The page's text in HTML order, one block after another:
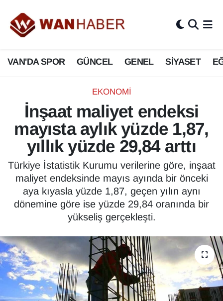
VAN'DA SPOR GÜNCEL GENEL SİYASET
EKONOMİ
İnşaat maliyet endeksi
mayısta aylık yüzde 1,87,
yıllık yüzde 29,84 arttı
Türkiye İstatistik Kurumu verilerine göre, inşaat
maliyet endeksinde mayıs ayında bir önceki
aya kıyasla yüzde 1,87, geçen yılın aynı
dönemine göre ise yüzde 29,84 oranında bir
yükseliş gerçekleşti.
3.SAYFA
ASAYİŞ
BİLİM VE TEKNOLOJİ
Biyografi
Bölge Haberleri
ÇEVRE
Deprem
Dernekler, Odalar
Diğer
DÜNYA
EĞİTİM
Van Nöbetçi Eczaneler
Van Hava Durumu
Van Namaz Vakitleri
Van Trafik Yoğunluk Haritası
Süper Lig Puan Durumu ve Fikstür
Tüm Manşetler
Son Dakika Haberleri
Haber Arşivi